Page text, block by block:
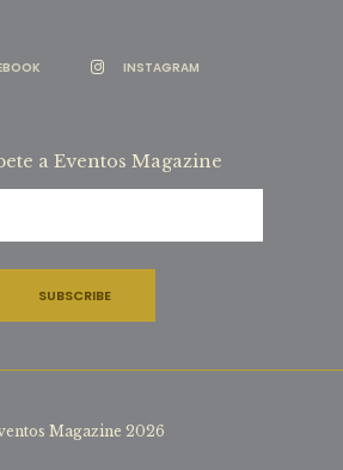
INSTAGRAM
a Eventos Magazine
Magazine 2026